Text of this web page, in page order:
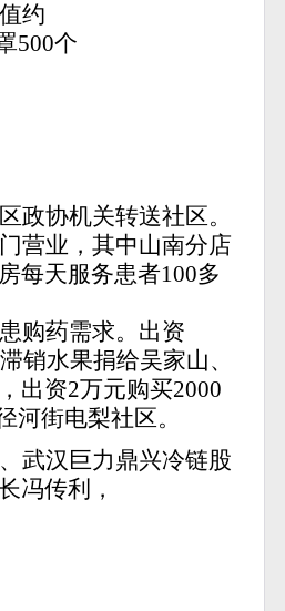
约
500个
政协机关转送社区。
营业，其中山南分店
每天服务患者100多
购药需求。出资
销水果捐给吴家山、
出资2万元购买2000
河街电梨社区。
武汉巨力鼎兴冷链股
冯传利，